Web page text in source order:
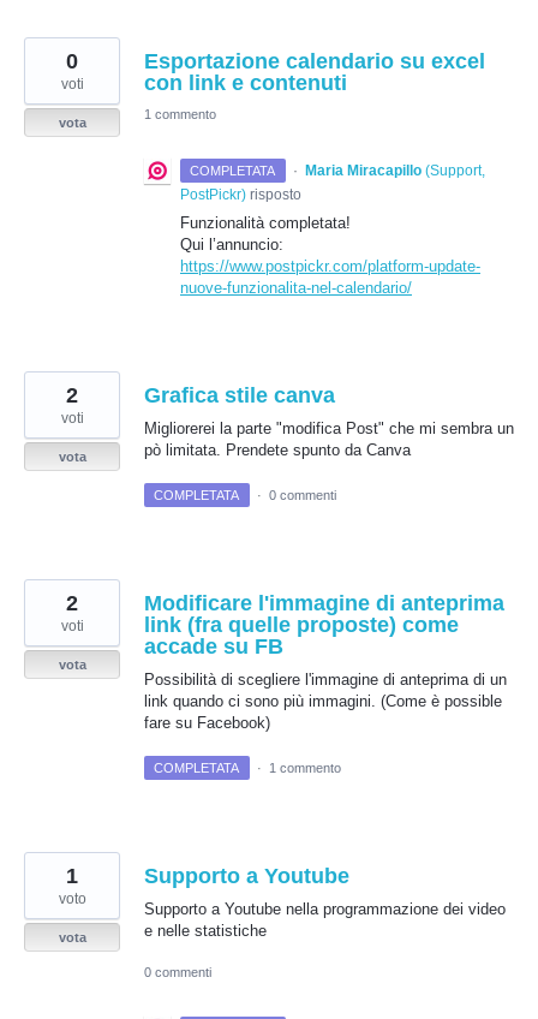
Esportazione calendario su excel
con link e contenuti
0
voti
vota
1 commento
COMPLETATA · Maria Miracapillo (Support,
PostPickr) risposto
Funzionalità completata!
Qui l’annuncio:
https://www.postpickr.com/platform-update-
nuove-funzionalita-nel-calendario/
Grafica stile canva
Migliorerei la parte "modifica Post" che mi sembra un
pò limitata. Prendete spunto da Canva
2
voti
vota
COMPLETATA · 0 commenti
Modificare l'immagine di anteprima
link (fra quelle proposte) come
accade su FB
Possibilità di scegliere l'immagine di anteprima di un
link quando ci sono più immagini. (Come è possible
fare su Facebook)
2
voti
vota
COMPLETATA · 1 commento
Supporto a Youtube
Supporto a Youtube nella programmazione dei video
e nelle statistiche
1
voto
vota
0 commenti